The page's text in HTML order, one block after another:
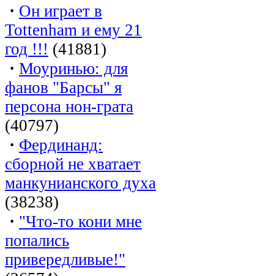
· Он играет в
Tottenham и ему 21
год !!! (41881)
· Моуринью: для
фанов "Барсы" я
персона нон-грата
(40797)
· Фердинанд:
сборной не хватает
манкунианского духа
(38238)
· "Что-то кони мне
попались
привередливые!"